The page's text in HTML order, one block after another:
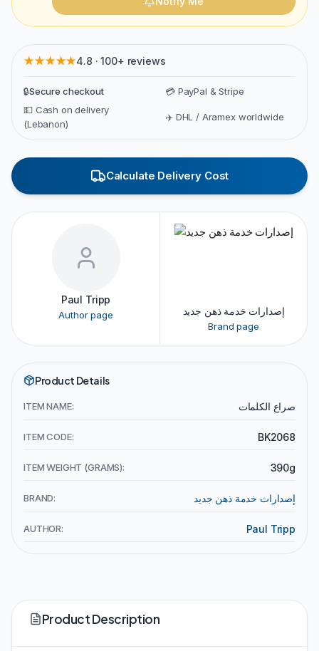
★★★★★4.8 · 100+ reviews
🔒Secure checkout
💳 PayPal & Stripe
💵 Cash on delivery
(Lebanon)
✈️ DHL / Aramex worldwide
Calculate Delivery Cost
Paul Tripp
Author page إصدارات خدمة ذهن جديد
Brand page
Product Details
ITEM NAME: صراع الكلمات
ITEM CODE: BK2068
ITEM WEIGHT (GRAMS): 390g
BRAND: إصدارات خدمة ذهن جديد
AUTHOR: Paul Tripp
Product Description